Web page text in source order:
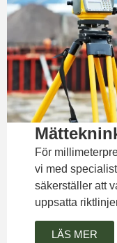
För
vi med
säkerställer att
uppsatta
LÄS MER